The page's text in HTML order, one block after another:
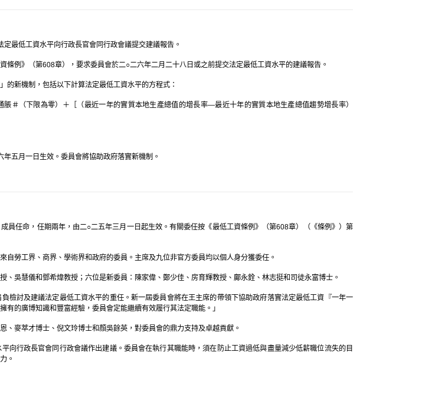
最低工資水平向行政長官會同行政會議提交建議報告。
條例》（第608章），要求委員會於二○二六年二月二十八日或之前提交法定最低工資水平的建議報告。
的新機制，包括以下計算法定最低工資水平的方程式：
＃（下限為零）＋［（最近一年的實質本地生產總值的增長率—最近十年的實質本地生產總值趨勢增長率）
五月一日生效。委員會將協助政府落實新機制。
員任命，任期兩年，由二○二五年三月一日起生效。有關委任按《最低工資條例》（第608章）（《條例》）第
自勞工界、商界、學術界和政府的委員。主席及九位非官方委員均以個人身分獲委任。
、吳慧儀和鄧希煒教授；六位是新委員：陳家偉、鄭少佳、房育輝教授、鄺永銓、林志挺和司徒永富博士。
檢討及建議法定最低工資水平的重任。新一屆委員會將在王主席的帶領下協助政府落實法定最低工資『一年一
的廣博知識和豐富經驗，委員會定能繼續有效履行其法定職能。」
、麥萃才博士、倪文玲博士和顔吳餘英，對委員會的鼎力支持及卓越貢獻。
向行政長官會同行政會議作出建議。委員會在執行其職能時，須在防止工資過低與盡量減少低薪職位流失的目
。